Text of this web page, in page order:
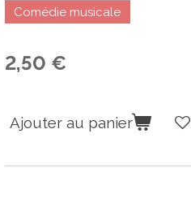
Comédie musicale
2,50 €
Ajouter au panier